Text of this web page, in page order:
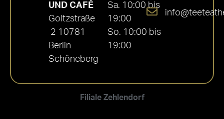
Filiale Zehlendorf
UND CAFÉ
Goltzstraße
2 10781
Berlin
Schöneberg
Sa. 10:00 bis
19:00
So. 10:00 bis
19:00